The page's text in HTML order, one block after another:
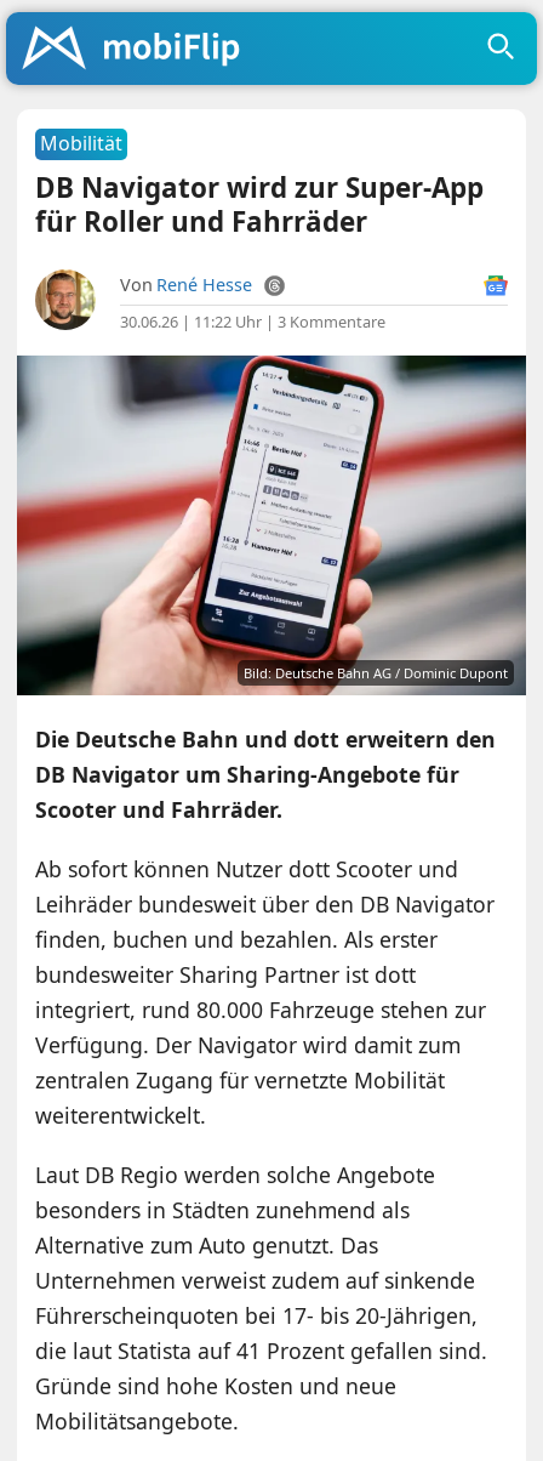
Mobilität
DB Navigator wird zur Super-App
für Roller und Fahrräder
Von René Hesse
30.06.26 | 11:22 Uhr |3 Kommentare
Bild: Deutsche Bahn AG / Dominic Dupont
Die Deutsche Bahn und dott erweitern den
DB Navigator um Sharing-Angebote für
Scooter und Fahrräder.
Ab sofort können Nutzer dott Scooter und
Leihräder bundesweit über den DB Navigator
finden, buchen und bezahlen. Als erster
bundesweiter Sharing Partner ist dott
integriert, rund 80.000 Fahrzeuge stehen zur
Verfügung. Der Navigator wird damit zum
zentralen Zugang für vernetzte Mobilität
weiterentwickelt.
Laut DB Regio werden solche Angebote
besonders in Städten zunehmend als
Alternative zum Auto genutzt. Das
Unternehmen verweist zudem auf sinkende
Führerscheinquoten bei 17- bis 20-Jährigen,
die laut Statista auf 41 Prozent gefallen sind.
Gründe sind hohe Kosten und neue
Mobilitätsangebote.